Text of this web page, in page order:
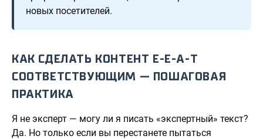
новых посетителей.
КАК СДЕЛАТЬ КОНТЕНТ E-E-A-T
СООТВЕТСТВУЮЩИМ — ПОШАГОВАЯ
ПРАКТИКА
Я не эксперт — могу ли я писать «экспертный» текст?
Да. Но только если вы перестанете пытаться